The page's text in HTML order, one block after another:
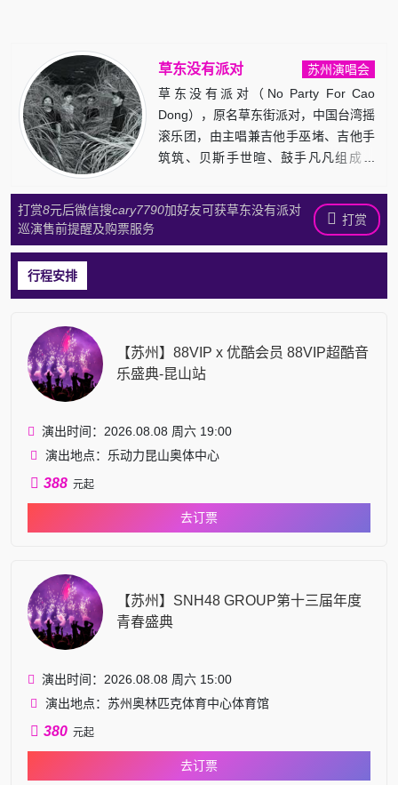
草东没有派对
苏州演唱会
草东没有派对（No Party For Cao
Dong），原名草东街派对，中国台湾摇
滚乐团，由主唱兼吉他手巫堵、吉他手
筑筑、贝斯手世暄、鼓手凡凡组成。
名为草东没有派对，并陆续在网络发布
《老张》、《丑》等作品。找票网为您
整理了草东没有派对苏州演唱会2026年
派对演唱会等信息，敬请留意！
打赏8元后微信搜cary7790加好友可获草东没有派对
巡演售前提醒及购票服务
打赏
行程安排
【苏州】88VIP x 优酷会员 88VIP超酷音
乐盛典-昆山站
演出时间：2026.08.08 周六 19:00
演出地点：乐动力昆山奥体中心
388 元起
去订票
【苏州】SNH48 GROUP第十三届年度
青春盛典
演出时间：2026.08.08 周六 15:00
演出地点：苏州奥林匹克体育中心体育馆
380 元起
去订票